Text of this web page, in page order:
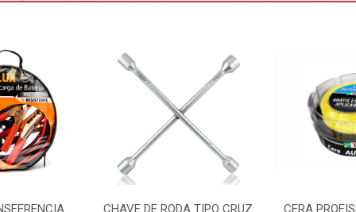
TIPO CRUZ
CERA PROFISSIONAL 200G
ADITIVO